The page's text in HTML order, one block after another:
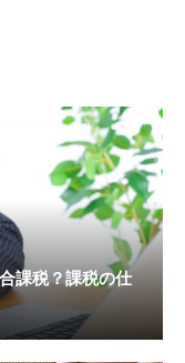
課税？課税の仕